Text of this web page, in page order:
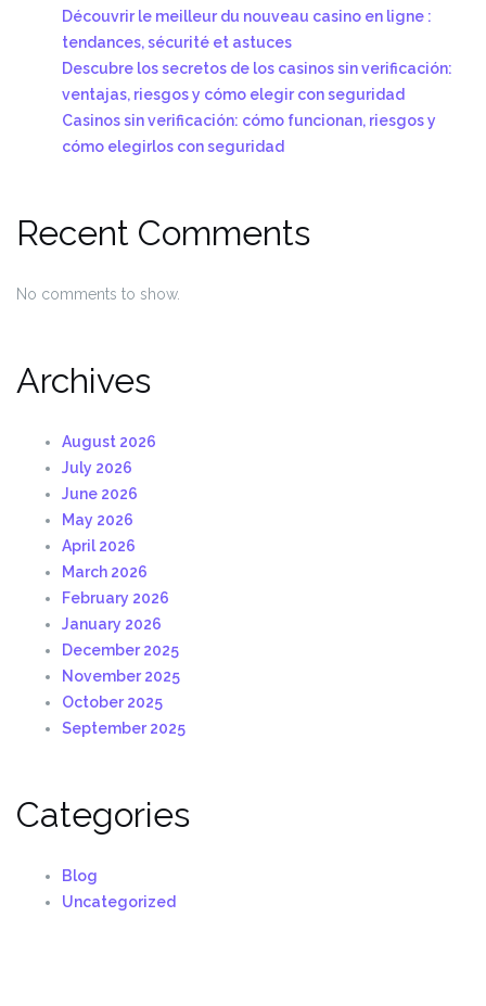
Découvrir le meilleur du nouveau casino en ligne :
tendances, sécurité et astuces
Descubre los secretos de los casinos sin verificación:
ventajas, riesgos y cómo elegir con seguridad
Casinos sin verificación: cómo funcionan, riesgos y
cómo elegirlos con seguridad
Recent Comments
No comments to show.
Archives
August 2026
July 2026
June 2026
May 2026
April 2026
March 2026
February 2026
January 2026
December 2025
November 2025
October 2025
September 2025
Categories
Blog
Uncategorized